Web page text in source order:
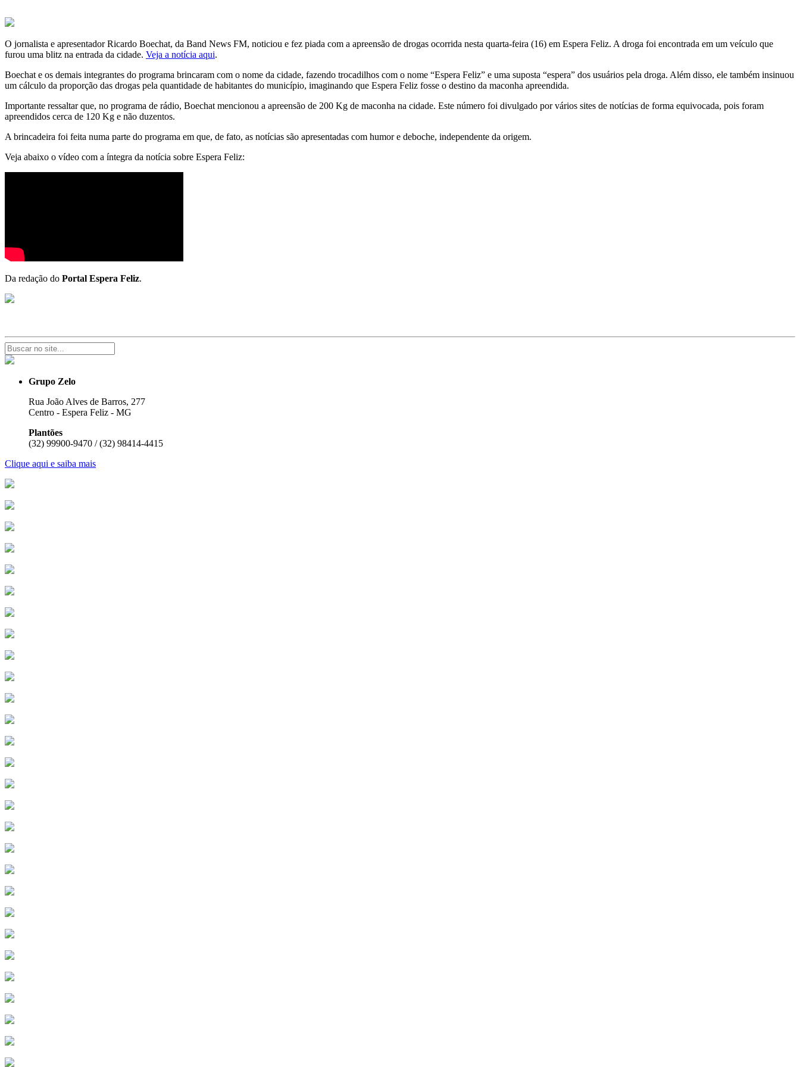
O jornalista e apresentador Ricardo Boechat, da Band News FM, noticiou e fez piada com a apreensão de drogas ocorrida nesta quarta-feira (16) em Espera Feliz. A droga foi encontrada em um veículo que
furou uma blitz na entrada da cidade. Veja a notícia aqui.
Boechat e os demais integrantes do programa brincaram com o nome da cidade, fazendo trocadilhos com o nome “Espera Feliz” e uma suposta “espera” dos usuários pela droga. Além disso, ele também insinuou
um cálculo da proporção das drogas pela quantidade de habitantes do município, imaginando que Espera Feliz fosse o destino da maconha apreendida.
Importante ressaltar que, no programa de rádio, Boechat mencionou a apreensão de 200 Kg de maconha na cidade. Este número foi divulgado por vários sites de notícias de forma equivocada, pois foram
apreendidos cerca de 120 Kg e não duzentos.
A brincadeira foi feita numa parte do programa em que, de fato, as notícias são apresentadas com humor e deboche, independente da origem.
Veja abaixo o vídeo com a íntegra da notícia sobre Espera Feliz:
Da redação do Portal Espera Feliz.
Grupo Zelo
Rua João Alves de Barros, 277
Centro - Espera Feliz - MG
Plantões
(32) 99900-9470 / (32) 98414-4415
Clique aqui e saiba mais